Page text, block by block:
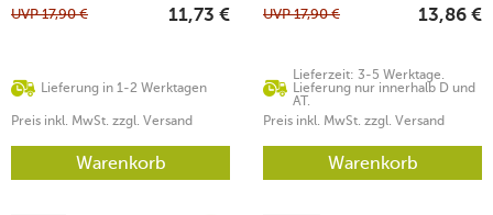
Lieferung in 1-2 Werktagen
UVP17,90 € 11,73 €
Preis inkl. MwSt. zzgl. Versand
Warenkorb
Lieferzeit: 3-5 Werktage.
Lieferung nur innerhalb D und
AT.
UVP17,90 € 13,86 €
Preis inkl. MwSt. zzgl. Versand
Warenkorb